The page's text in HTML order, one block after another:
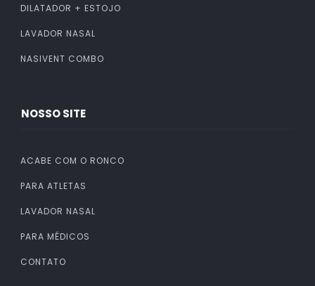
DILATADOR + ESTOJO
LAVADOR NASAL
NASIVENT COMBO
NOSSO SITE
ACABE COM O RONCO
PARA ATLETAS
LAVADOR NASAL
PARA MÉDICOS
CONTATO